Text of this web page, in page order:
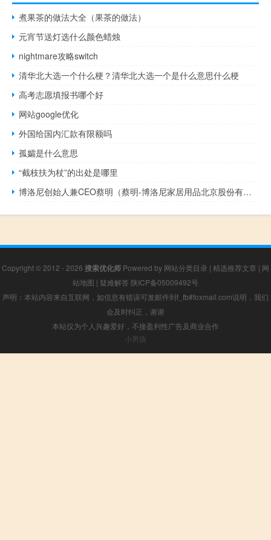
煮果茶的做法大全（果茶的做法）
元宵节送灯选什么颜色蜡烛
nightmare攻略switch
清华北大选一个什么梗？清华北大选一个是什么意思什么梗
高考志愿填报书哪个好
网站google优化
外国给国内汇款有限额吗
孤孀是什么意思
“截枝扶为杖”的出处是哪里
博洛尼创始人兼CEO蔡明（蔡明-博洛尼家居用品北京股份有限公司董事长介绍）
Copyright © 2012 - 2026 搜索优化师 Powered by 网站分类目录 | 精选推荐文章 | 网
站地图 | 疑难解答 陕ICP备05009492号
声明：本站内容来自互联网，如信息有错误可发邮件到f_fb#foxmail.com说明，我们
会及时纠正，谢谢
本站仅为个人兴趣爱好，不接盈利性广告及商业合作
小男孩